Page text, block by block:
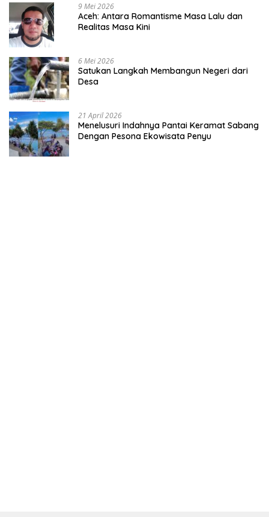
9 Mei 2026
Aceh: Antara Romantisme Masa Lalu dan
Realitas Masa Kini
6 Mei 2026
Satukan Langkah Membangun Negeri dari
Desa
21 April 2026
Menelusuri Indahnya Pantai Keramat Sabang
Dengan Pesona Ekowisata Penyu